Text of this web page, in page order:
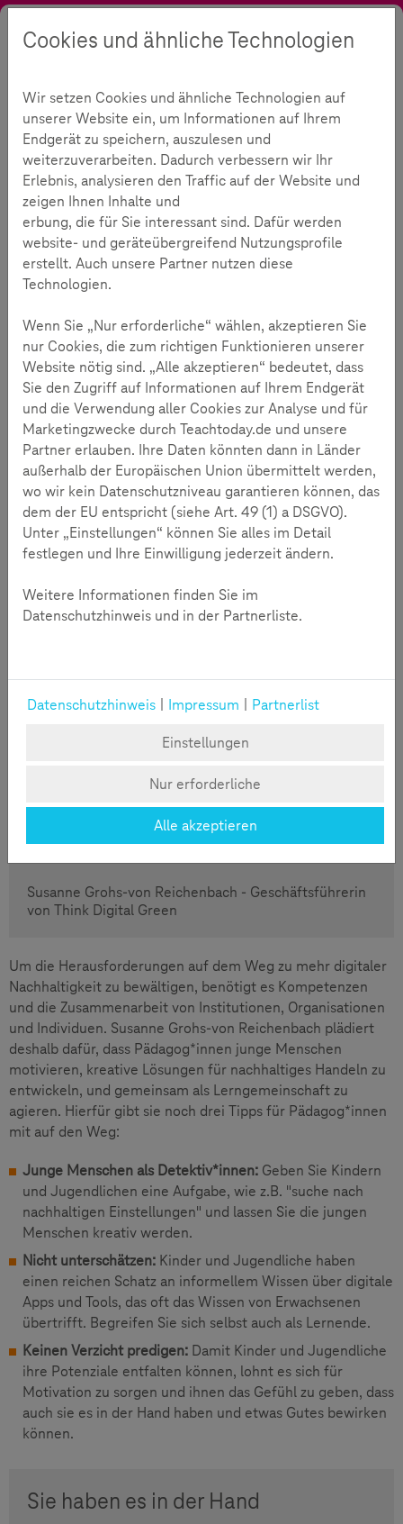
Suche Kontrast Sprache
Interview: Unternehmergeist trifft Nachhaltigkeit
Interview: Unternehmergeist
trifft Nachhaltigkeit
226
Im Interview mit Teachtoday erklärt die
Geschäftsführerin von Think Digital Green, Susanne
Grohs-von Reichenbach, wie unbeschwert
nachhaltiges Verhalten im digitalen Alltag sein
kann.
Eine grundlegende Annahme von Susanne Grohs-von
Reichenbach und ihrem Startup ist, dass Nachhaltigkeit
nicht immer etwas mit Verzicht zu tun hat, sondern gerade
hinsichtlich der Digitalisierung Chancen und Vorteile mit
sich bringt. In diesem Zusammenhang erklärt sie im
Gespräch das Konzept desCO2 - Handabdrucks, das
für die guten Dinge, die wir im Sinne einer nachhaltigen,
digitalen Welt tun.
Durch das Klicken auf "Video starten" wird das entsprechende Youtube-
Video eingeblendet. Wir möchten Sie darauf hinweisen, dass im Zuge
Cookies verwalten
Susanne Grohs-von Reichenbach - Geschäftsführerin
von Think Digital Green
Um die Herausforderungen auf dem Weg zu mehr digitaler
Nachhaltigkeit zu bewältigen, benötigt es Kompetenzen
und die Zusammenarbeit von Institutionen, Organisationen
und Individuen. Susanne Grohs-von Reichenbach plädiert
deshalb dafür, dass Pädagog*innen junge Menschen
motivieren, kreative Lösungen für nachhaltiges Handeln zu
entwickeln, und gemeinsam als Lerngemeinschaft zu
agieren. Hierfür gibt sie noch drei Tipps für Pädagog*innen
mit auf den Weg:
Junge Menschen als Detektiv*innen: Geben Sie Kindern
und Jugendlichen eine Aufgabe, wie z.B. "suche nach
nachhaltigen Einstellungen" und lassen Sie die jungen
Menschen kreativ werden.
Nicht unterschätzen: Kinder und Jugendliche haben
einen reichen Schatz an informellem Wissen über digitale
Apps und Tools, das oft das Wissen von Erwachsenen
übertrifft. Begreifen Sie sich selbst auch als Lernende.
Keinen Verzicht predigen: Damit Kinder und Jugendliche
ihre Potenziale entfalten können, lohnt es sich für
Motivation zu sorgen und ihnen das Gefühl zu geben, dass
auch sie es in der Hand haben und etwas Gutes bewirken
können.
Sie haben es in der Hand
Cookies und ähnliche Technologien
Wir setzen Cookies und ähnliche Technologien auf
unserer Website ein, um Informationen auf Ihrem
Endgerät zu speichern, auszulesen und
weiterzuverarbeiten. Dadurch verbessern wir Ihr
Erlebnis, analysieren den Traffic auf der Website und
zeigen Ihnen Inhalte und
erbung, die für Sie interessant sind. Dafür werden
website- und geräteübergreifend Nutzungsprofile
erstellt. Auch unsere Partner nutzen diese
Technologien.
Wenn Sie „Nur erforderliche“ wählen, akzeptieren Sie
nur Cookies, die zum richtigen Funktionieren unserer
Website nötig sind. „Alle akzeptieren“ bedeutet, dass
Sie den Zugriff auf Informationen auf Ihrem Endgerät
und die Verwendung aller Cookies zur Analyse und für
Marketingzwecke durch Teachtoday.de und unsere
Partner erlauben. Ihre Daten könnten dann in Länder
außerhalb der Europäischen Union übermittelt werden,
wo wir kein Datenschutzniveau garantieren können, das
dem der EU entspricht (siehe Art. 49 (1) a DSGVO).
Unter „Einstellungen“ können Sie alles im Detail
festlegen und Ihre Einwilligung jederzeit ändern.
Weitere Informationen finden Sie im
Datenschutzhinweis und in der Partnerliste.
Datenschutzhinweis Impressum
Partnerlist
Einstellungen
Nur erforderliche
Alle akzeptieren